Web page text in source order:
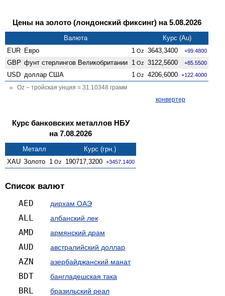
Цены на золото (лондонский фиксинг) на 5.08.2026
Валюта
Курс (Au)
EUR Евро 1 Oz 3643,3400 +99.4800
GBP фунт стерлингов Велико­британии 1 Oz 3122,5600 +85.5500
USD доллар США 1 Oz 4206,6000 +122.4000
Oz – тройская унция = 31.10348 грамм
конвертер
Курс банковских металлов НБУ
на 7.08.2026
Металл
Курс (грн.)
XAU Золото 1 Oz 190717,3200 +3457.1400
Список валют
AED дирхам ОАЭ
ALL албанский лек
AMD армянский драм
AUD австралийский доллар
AZN азербайджанский манат
BDT бангладешская така
BRL бразильский реал